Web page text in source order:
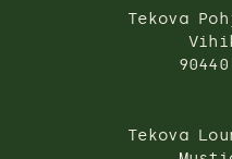
Tekova
Tekova